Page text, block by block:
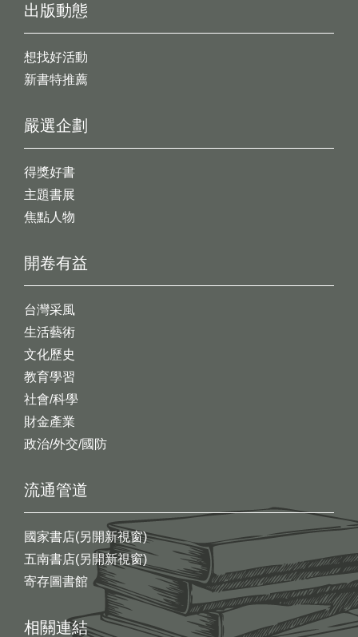
出版動態
想找好活動
新書特推薦
開卷有益
台灣采風
生活藝術
文化歷史
教育學習
社會/科學
財金產業
政治/外交/國防
嚴選企劃
得獎好書
主題書展
焦點人物
流通管道
國家書店(另開新視窗)
五南書店(另開新視窗)
寄存圖書館
相關連結